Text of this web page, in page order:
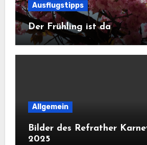
Ausflugstipps
Der Frühling ist da
Allgemein
Bilder des Refrather
2025